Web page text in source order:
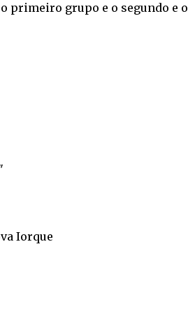
primeiro grupo e o segundo e o
Iorque